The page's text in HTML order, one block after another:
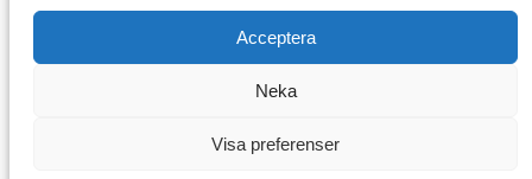
Acceptera
Neka
Visa preferenser
ⓕ Facebook